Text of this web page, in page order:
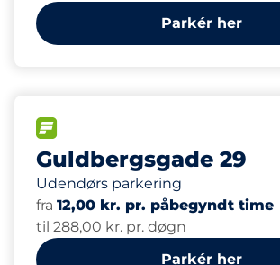
Parkér her
Guldbergsgade 29
Udendørs parkering
fra 12,00 kr. pr. påbegyndt time
til 288,00 kr. pr. døgn
Parkér her